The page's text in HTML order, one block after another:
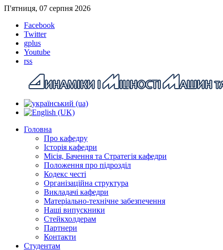
П'ятниця, 07 серпня 2026
Facebook
Twitter
gplus
Youtube
rss
Головна
Про кафедру
Історія кафедри
Місія, Бачення та Стратегія кафедри
Положення про підрозділ
Кодекс честі
Організаційна структура
Викладачі кафедри
Матеріально-технічне забезпечення
Наші випускники
Стейкхолдерам
Партнери
Контакти
Студентам